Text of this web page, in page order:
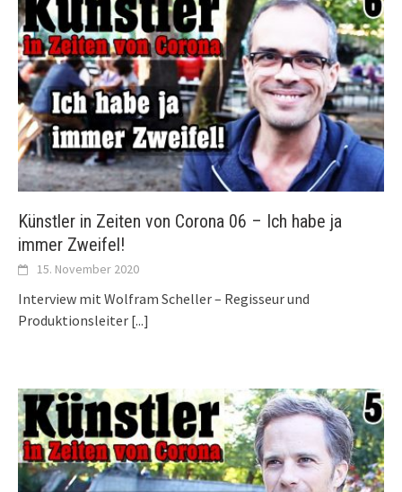
Künstler in Zeiten von Corona 06 – Ich habe ja
immer Zweifel!
15. November 2020
Interview mit Wolfram Scheller – Regisseur und
Produktionsleiter [...]